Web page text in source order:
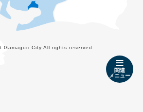
関連
メニュー
Gamagori City All rights reserved